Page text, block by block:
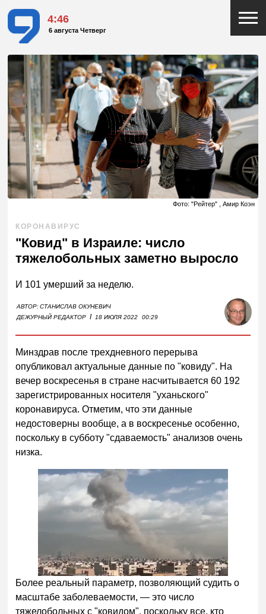
4:46
6 августа Четверг
Фото: "Рейтер" , Амир Коэн
КОРОНАВИРУС
"Ковид" в Израиле: число
тяжелобольных заметно выросло
И 101 умерший за неделю.
АВТОР:СТАНИСЛАВ ОКУНЕВИЧ
ДЕЖУРНЫЙ РЕДАКТОР I 18 ИЮЛЯ 2022 00:29
Минздрав после трехдневного перерыва
опубликовал актуальные данные по "ковиду". На
вечер воскресенья в стране насчитывается 60 192
зарегистрированных носителя "уханьского"
коронавируса. Отметим, что эти данные
недостоверны вообще, а в воскресенье особенно,
поскольку в субботу "сдаваемость" анализов очень
низка.
Более реальный параметр, позволяющий судить о
масштабе заболеваемости, — это число
тяжелобольных с "ковидом", поскольку все, кто